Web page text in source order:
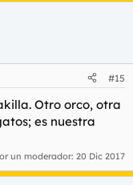
#15
Otro orco, otra
es nuestra
un moderador: 20 Dic 2017